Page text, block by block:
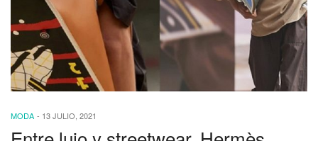
MODA - 13 JULIO, 2021